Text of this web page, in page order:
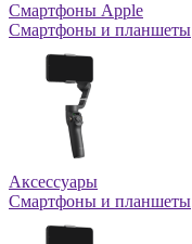
Смартфоны Apple
Смартфоны и планшеты
Аксессуары
Смартфоны и планшеты